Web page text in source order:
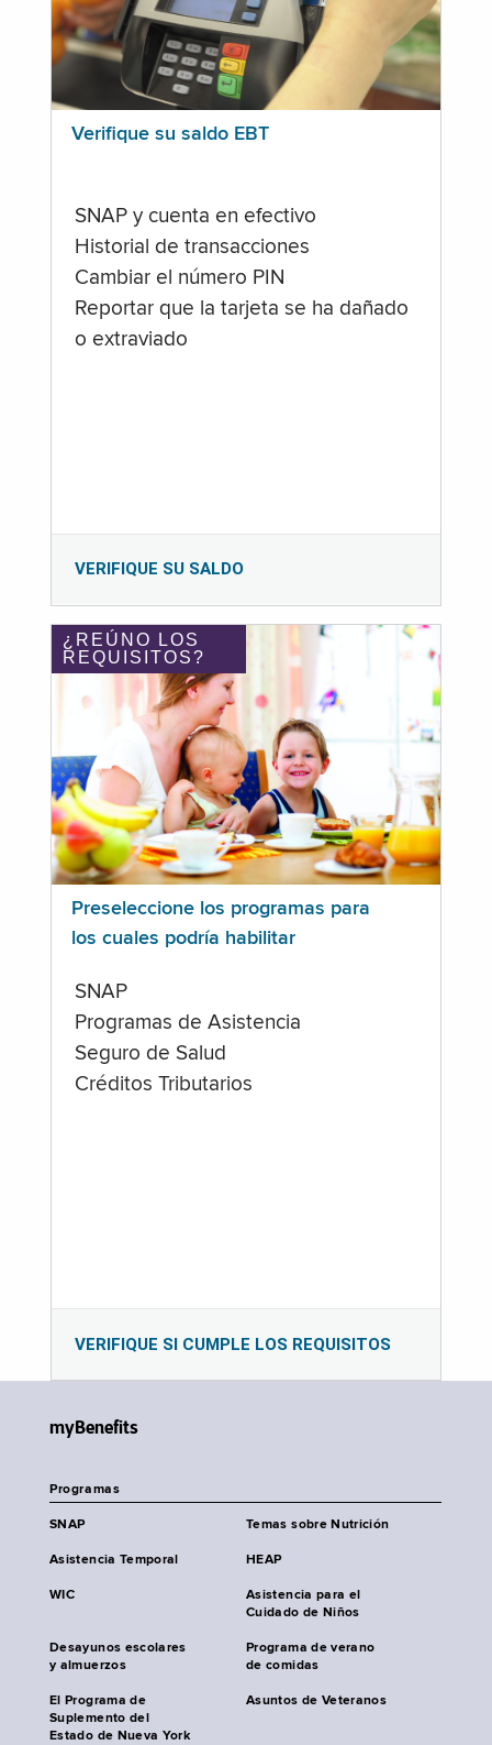
Verifique su saldo EBT
SNAP y cuenta en efectivo
Historial de transacciones
Cambiar el número PIN
Reportar que la tarjeta se ha dañado
o extraviado
VERIFIQUE SU SALDO
¿REÚNO LOS
REQUISITOS?
Preseleccione los programas para
los cuales podría habilitar
SNAP
Programas de Asistencia
Seguro de Salud
Créditos Tributarios
VERIFIQUE SI CUMPLE LOS REQUISITOS
myBenefits
Programas
SNAP Temas sobre Nutrición
Asistencia Temporal HEAP
WIC
Asistencia para el
Cuidado de Niños
Desayunos escolares
y almuerzos
Programa de verano
de comidas
El Programa de
Suplemento del
Estado de Nueva York
Asuntos de Veteranos